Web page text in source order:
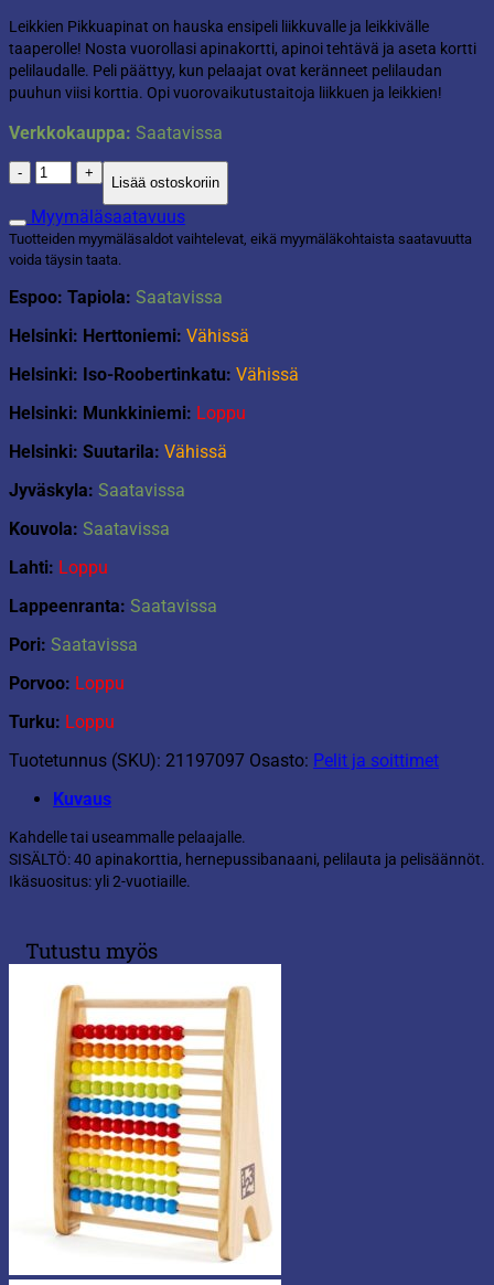
Leikkien Pikkuapinat on hauska ensipeli liikkuvalle ja leikkivälle
taaperolle! Nosta vuorollasi apinakortti, apinoi tehtävä ja aseta kortti
pelilaudalle. Peli päättyy, kun pelaajat ovat keränneet pelilaudan
puuhun viisi korttia. Opi vuorovaikutustaitoja liikkuen ja leikkien!
Verkkokauppa: Saatavissa
Pikkuapinat
hassuttelupeli
määrä
Lisää ostoskoriin
Myymäläsaatavuus
Tuotteiden myymäläsaldot vaihtelevat, eikä myymäläkohtaista saatavuutta
voida täysin taata.
Espoo: Tapiola: Saatavissa
Helsinki: Herttoniemi: Vähissä
Helsinki: Iso-Roobertinkatu: Vähissä
Helsinki: Munkkiniemi: Loppu
Helsinki: Suutarila: Vähissä
Jyväskyla: Saatavissa
Kouvola: Saatavissa
Lahti: Loppu
Lappeenranta: Saatavissa
Pori: Saatavissa
Porvoo: Loppu
Turku: Loppu
Tuotetunnus (SKU): 21197097 Osasto: Pelit ja soittimet
Kuvaus
Kahdelle tai useammalle pelaajalle.
SISÄLTÖ: 40 apinakorttia, hernepussibanaani, pelilauta ja pelisäännöt.
Ikäsuositus: yli 2-vuotiaille.
Tutustu myös